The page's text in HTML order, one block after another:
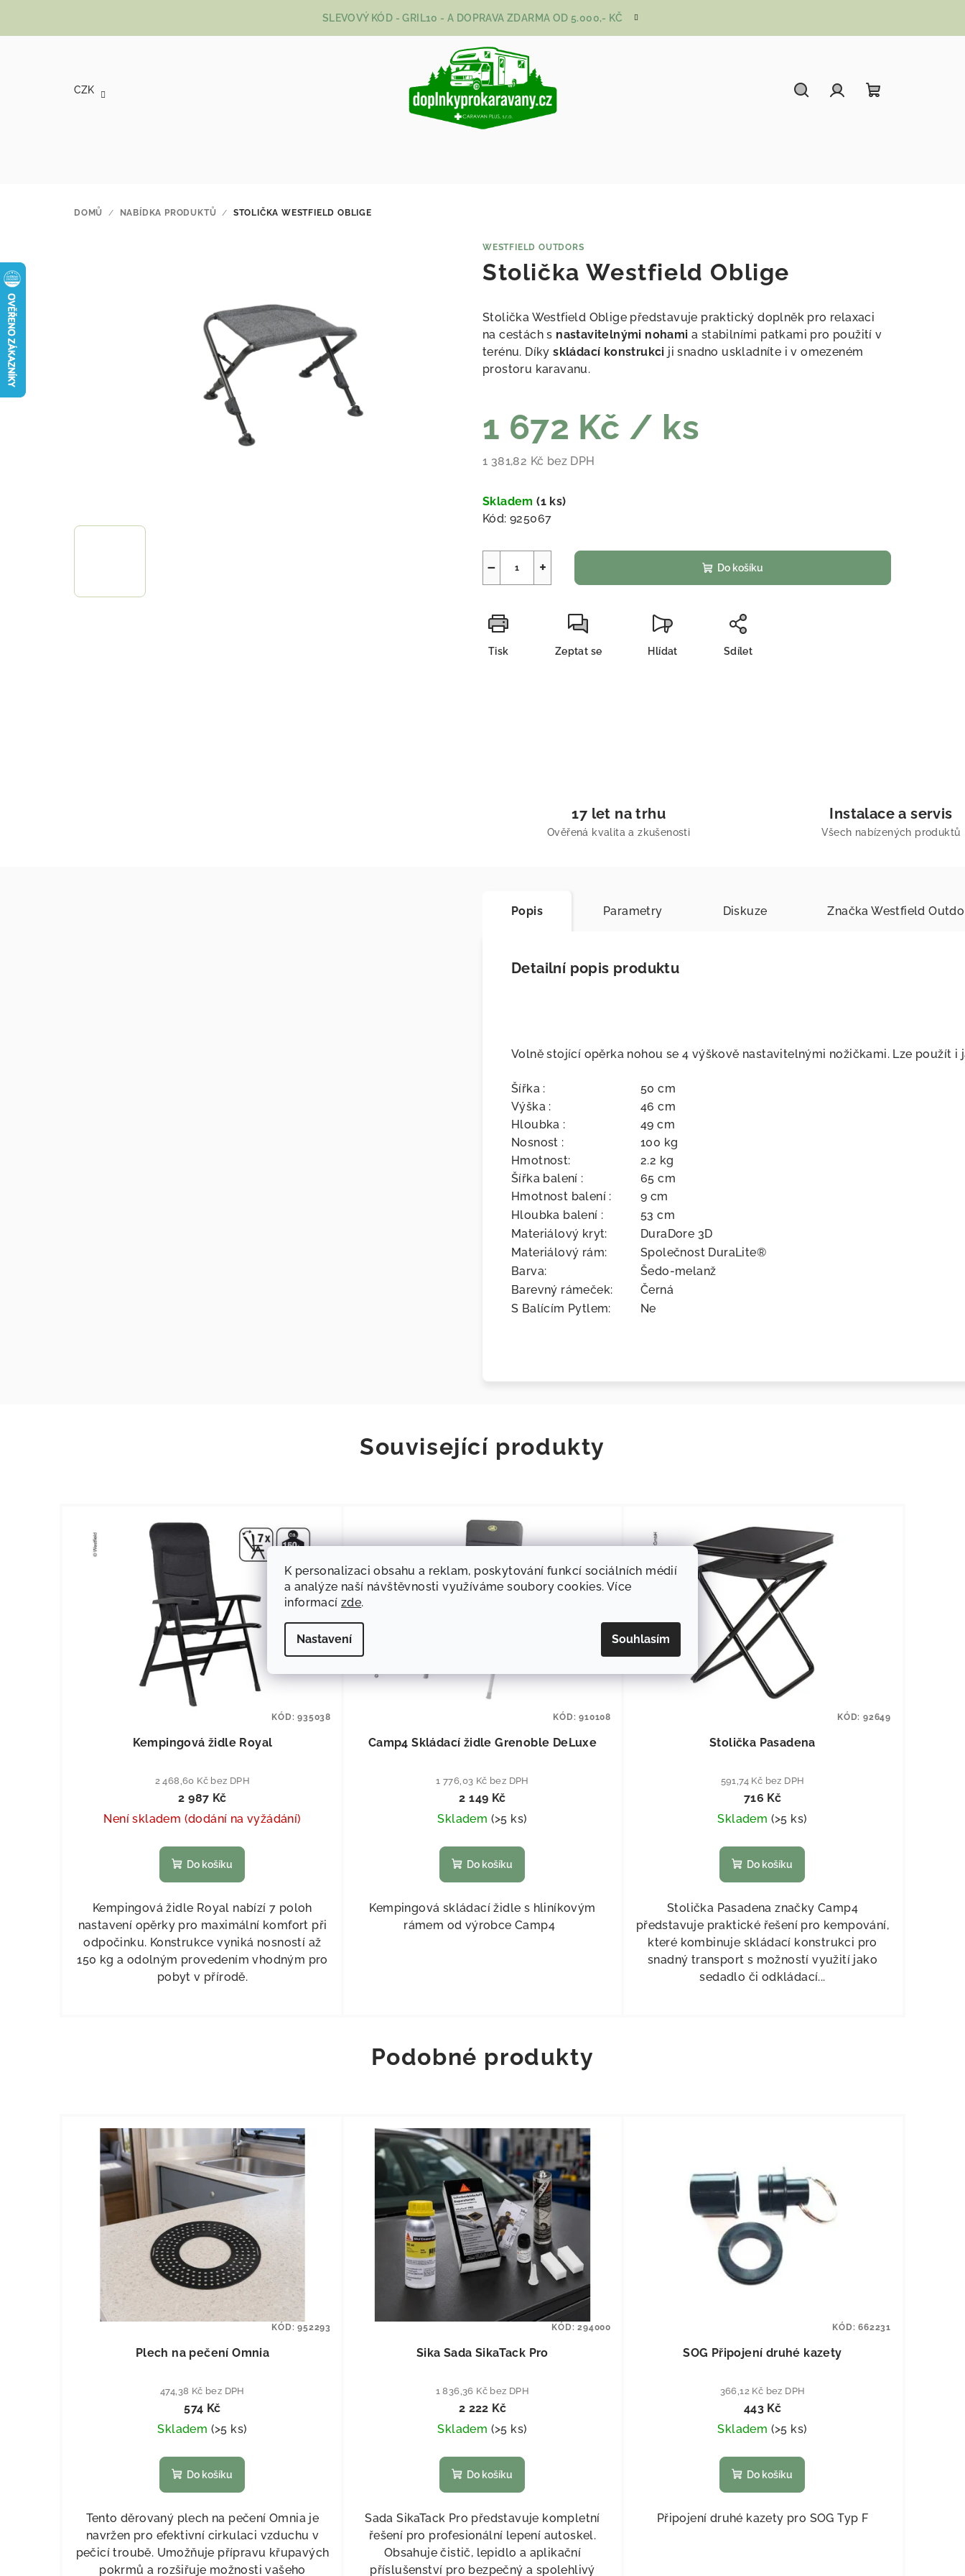
K personalizaci obsahu a reklam, poskytování funkcí sociálních médií
a analýze naší návštěvnosti využíváme soubory cookies. Více
informacízde.
Nastavení Souhlasím
SLEVOVÝ KÓD - GRIL10 - A DOPRAVA ZDARMA OD 5.000,- KČ
CZK
DOMŮ / NABÍDKA PRODUKTŮ / STOLIČKA WESTFIELD OBLIGE
WESTFIELD OUTDORS
Stolička Westfield Oblige
Stolička Westfield Oblige představuje praktický doplněk pro relaxaci
na cestách s nastavitelnými nohami a stabilními patkami pro použití v
terénu. Díkyskládací konstrukci ji snadno uskladníte i v omezeném
prostoru karavanu.
1 672 Kč / ks
1 381,82 Kč bez DPH
Skladem(1 ks)
Kód: 925067
+
− Do košíku
Tisk Zeptat se Hlídat Sdílet
17 let na trhu
Ověřená kvalita a zkušenosti
Instalace a servis
Všech nabízených produktů
Popis Parametry Diskuze Značka Westfield
Detailní popis produktu
Volně stojící opěrka nohou se 4 výškově nastavitelnými nožičkami. Lze použít
Šířka :
50 cm
Výška :
46 cm
Hloubka :
49 cm
Nosnost :
100 kg
Hmotnost:
2.2 kg
Šířka balení :
65 cm
Hmotnost balení :
9 cm
Hloubka balení :
53 cm
Materiálový kryt:
DuraDore 3D
Materiálový rám:
Společnost DuraLite®
Barva:
Šedo-melanž
Barevný rámeček:
Černá
S Balícím Pytlem:
Ne
Související produkty
Kempingová židle Royal
2 468,60 Kč bez DPH
2 987 Kč
Není skladem (dodání na vyžádání)
Do košíku
Kempingová židle Royal nabízí 7 poloh
nastavení opěrky pro maximální komfort při
odpočinku. Konstrukce vyniká nosností až
150 kg a odolným provedením vhodným pro
pobyt v přírodě.
KÓD:935038
Camp4 Skládací židle Grenoble DeLuxe
1 776,03 Kč bez DPH
2 149 Kč
Skladem (>5 ks)
Do košíku
Kempingová skládací židle s hliníkovým
rámem od výrobce Camp4
KÓD:910108
Stolička Pasadena
591,74 Kč bez DPH
716 Kč
Skladem (>5 ks)
Do košíku
Stolička Pasadena značky Camp4
představuje praktické řešení pro kempování,
které kombinuje skládací konstrukci pro
snadný transport s možností využití jako
sedadlo či odkládací...
KÓD: 92649
Podobné produkty
Plech na pečení Omnia
474,38 Kč bez DPH
574 Kč
Skladem (>5 ks)
Do košíku
Tento děrovaný plech na pečení Omnia je
navržen pro efektivní cirkulaci vzduchu v
pečicí troubě. Umožňuje přípravu křupavých
pokrmů a rozšiřuje možnosti vašeho
KÓD:952293
Sika Sada SikaTack Pro
1 836,36 Kč bez DPH
2 222 Kč
Skladem (>5 ks)
Do košíku
Sada SikaTack Pro představuje kompletní
řešení pro profesionální lepení autoskel.
Obsahuje čistič, lepidlo a aplikační
příslušenství pro bezpečný a spolehlivý
KÓD:294000
SOG Připojení druhé kazety
366,12 Kč bez DPH
443 Kč
Skladem (>5 ks)
Do košíku
Připojení druhé kazety pro SOG Typ F
KÓD:662231